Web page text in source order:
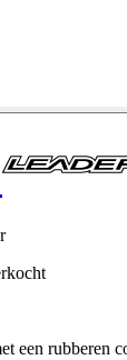
een rubberen